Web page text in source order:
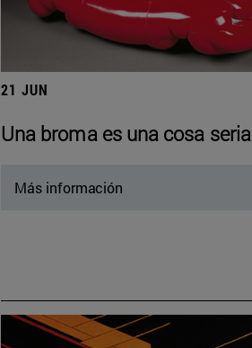
21 JUN
Una broma es una cosa seria
Más información